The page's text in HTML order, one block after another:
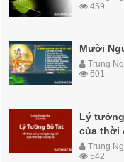
459
Mười
Trung
601
Lý
của thời
Trung
542